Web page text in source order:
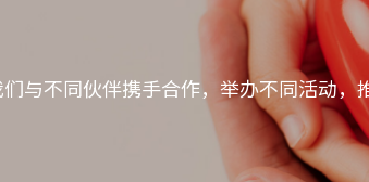
与不同伙伴携手合作，举办不同活动，